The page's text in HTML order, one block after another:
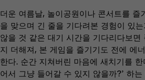
더운 여름날, 놀이공원이나 콘서트를 즐
을 맞으며 긴 줄을 기다려본 경험이 있
않을 것 같은 대기 시간을 기다리다보면
지 더해져, 본 게임을 즐기기도 전에 에
한다. 순간 지쳐버린 마음에 새치기를 한
어서 그냥 들어갈 수 있지 않을까?’ 하